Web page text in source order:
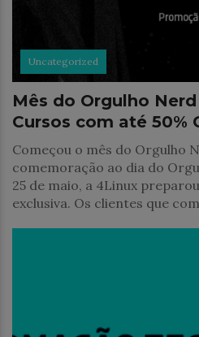
Uncategorized
Mês do Orgulho
Cursos com até 50%
Começou o mês do Orgulho
comemoração ao dia do
25 de maio, a 4Linux
exclusiva. Os clientes que